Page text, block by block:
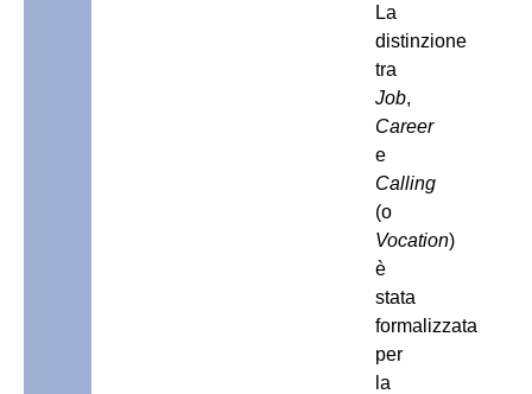
La
distinzione
tra
Job,
Career
e
Calling
(o
Vocation)
è
stata
formalizzata
per
la